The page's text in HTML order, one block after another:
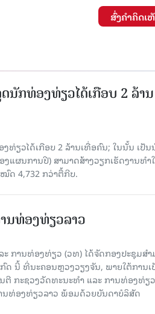
ສົ່ງຄໍາຄິດເ
ນັກທ່ອງທ່ຽວໄດ້ເກືອບ 2 ລ້ານ
ທ່ຽວໄດ້ເກືອບ 2 ລ້ານເທື່ອຄົນ; ໃນນັ້ນ ເປັນ
ແຜນການປີ) ສາມາດສ້າງວຽກເຮັດງານທຳ
ດ 4,732 ກວ່າຕື້ກີບ.
ນທ່ອງທ່ຽວລາວ
ການທ່ອງທ່ຽວ (ວທ) ໄດ້ຈັດກອງປະຊຸມສຳ
ດ ນີ້ ທີ່ນະຄອນຫຼວງວຽງຈັນ, ພາຍໃຕ້ການເ
ຕີ ກະຊວງວັດທະນະທຳ ແລະ ການທ່ອງທ່ຽ
ທ່ອງທ່ຽວລາວ ພ້ອມດ້ວຍບັນດາບໍລິສັດ